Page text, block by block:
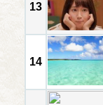
13
14